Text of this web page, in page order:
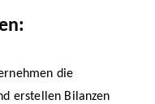
die
erstellen Bilanzen